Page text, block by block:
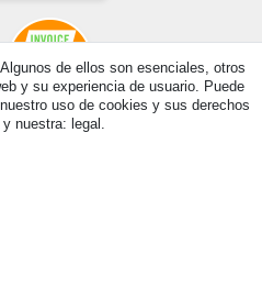
en Espagne!
de ellos son esenciales, otros
y su experiencia de usuario. Puede
uso de cookies y sus derechos
nuestra: legal.